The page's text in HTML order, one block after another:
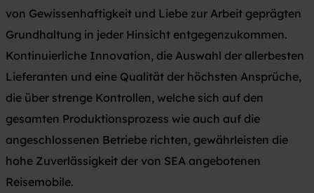
von Gewissenhaftigkeit und Liebe zur Arbeit geprägten
Grundhaltung in jeder Hinsicht entgegenzukommen.
Kontinuierliche Innovation, die Auswahl der allerbesten
Lieferanten und eine Qualität der höchsten Ansprüche,
die über strenge Kontrollen, welche sich auf den
gesamten Produktionsprozess wie auch auf die
angeschlossenen Betriebe richten, gewährleisten die
hohe Zuverlässigkeit der von SEA angebotenen
Reisemobile.